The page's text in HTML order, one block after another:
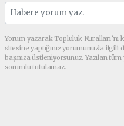
Yorum yazarak Topluluk
sitesine yaptığınız yorumunuzla
başınıza üstleniyorsunuz. Yazılan
sorumlu tutulamaz.